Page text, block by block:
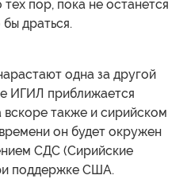
пор, пока не останется
драться.
одна за другой
ИГИЛ приближается
вскоре также и сирийском
он будет окружен
СДС (Сирийские
поддержке США.